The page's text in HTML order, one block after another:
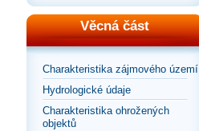
Věcná část
Charakteristika zájmového území
Hydrologické údaje
Charakteristika ohrožených
objektů